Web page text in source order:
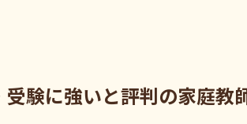
験に強いと評判の家庭教